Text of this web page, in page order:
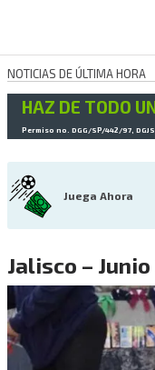
NOTICIAS DE ÚLTIMA HORA
HAZ DE TODO
Permiso no. DGG/SP/442/97,
Juega Ahora
Jalisco –